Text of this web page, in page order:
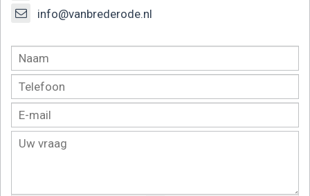
info@vanbrederode.nl